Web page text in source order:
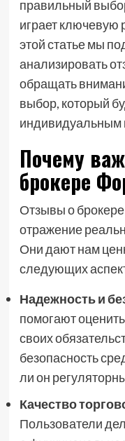
правильный
играет ключевую
этой статье мы
анализировать
обращать
выбор, который
индивидуальным
Почему
брокере
Отзывы о брокере
отражение
Они дают нам
следующих
Надежность и
помогают
своих
безопасность
ли он
Качество
Пользователи